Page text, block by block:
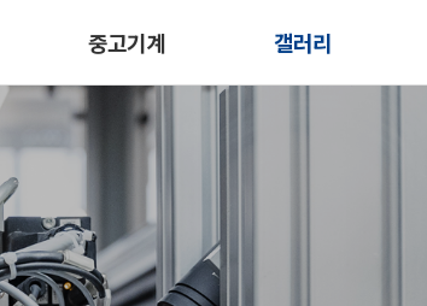
중고기계 갤러리